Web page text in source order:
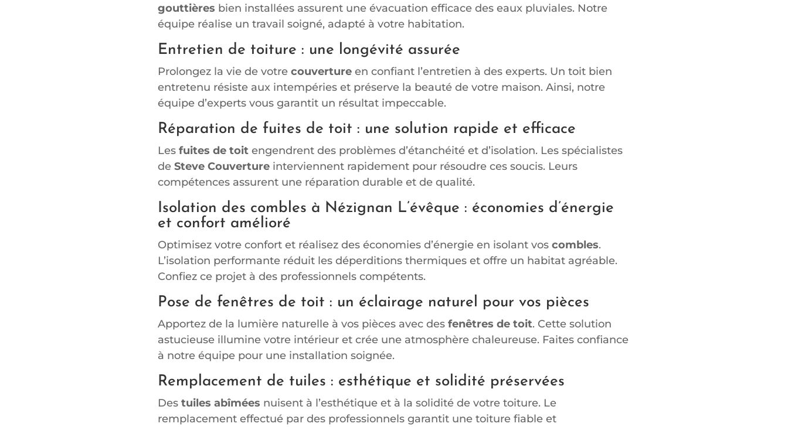
gouttières bien installées assurent une évacuation efficace des eaux pluviales. Notre
équipe réalise un travail soigné, adapté à votre habitation.
Entretien de toiture : une longévité assurée
Prolongez la vie de votre couvertureen confiant l’entretien à des experts. Un toit bien
entretenu résiste aux intempéries et préserve la beauté de votre maison. Ainsi, notre
équipe d’experts vous garantit un résultat impeccable.
Réparation de fuites de toit : une solution rapide et efficace
Les fuites de toitengendrent des problèmes d’étanchéité et d’isolation. Les spécialistes
de Steve Couvertureinterviennent rapidement pour résoudre ces soucis. Leurs
compétences assurent une réparation durable et de qualité.
Isolation des combles à Nézignan L’évêque : économies d’énergie
et confort amélioré
Optimisez votre confort et réalisez des économies d’énergie en isolant vos combles.
L’isolation performante réduit les déperditions thermiques et offre un habitat agréable.
Confiez ce projet à des professionnels compétents.
Pose de fenêtres de toit : un éclairage naturel pour vos pièces
Apportez de la lumière naturelle à vos pièces avec des fenêtres de toit. Cette solution
astucieuse illumine votre intérieur et crée une atmosphère chaleureuse. Faites confiance
à notre équipe pour une installation soignée.
Remplacement de tuiles : esthétique et solidité préservées
Des tuiles abîmées nuisent à l’esthétique et à la solidité de votre toiture. Le
remplacement effectué par des professionnels garantit une toiture fiable et